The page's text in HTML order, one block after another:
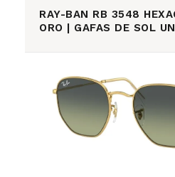
RAY-BAN RB 3548
ORO | GAFAS DE SOL